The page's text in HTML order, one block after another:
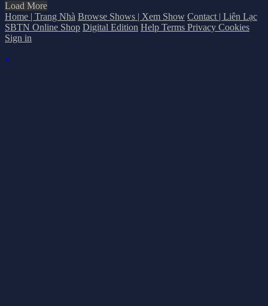
Load More
Home | Trang Nhà Browse Shows | Xem Show Contact | Liên Lạc
SBTN Online Shop Digital Edition Help Terms Privacy Cookies
Sign in
×